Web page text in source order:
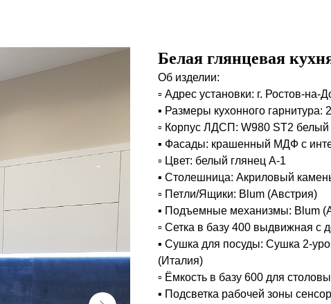
Белая глянцевая
Об изделии:
▫️ Адрес установки: г. Ростов-на-
▪️ Размеры кухонного гарнитура:
▫️ Корпус ЛДСП: W980 ST2
▪️ Фасады: крашенный МДФ с
▫️ Цвет: белый глянец А-1
▪️ Столешница: Акриловый
▫️ Петли/Ящики: Blum (Австрия)
▪️ Подъемные механизмы: Blum
▫️ Сетка в базу 400 выдвижная с
▪️ Сушка для посуды: Сушка 2-
(Италия)
▫️ Ёмкость в базу 600 для
▪️ Подсветка рабочей зоны